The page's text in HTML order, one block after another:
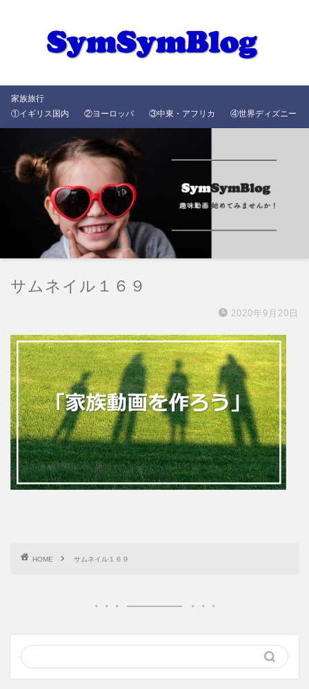
家族旅行
①イギリス国内
②ヨーロッパ ③中東・アフリカ ④世界ディズニー
サムネイル１６９
2020年9月20日
HOME サムネイル１６９